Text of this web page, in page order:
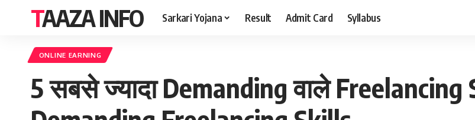
TAAZA INFO Sarkari Yojana Result Admit Card Syllabus
ONLINE EARNING
5 सबसे ज्यादा Demanding वाले